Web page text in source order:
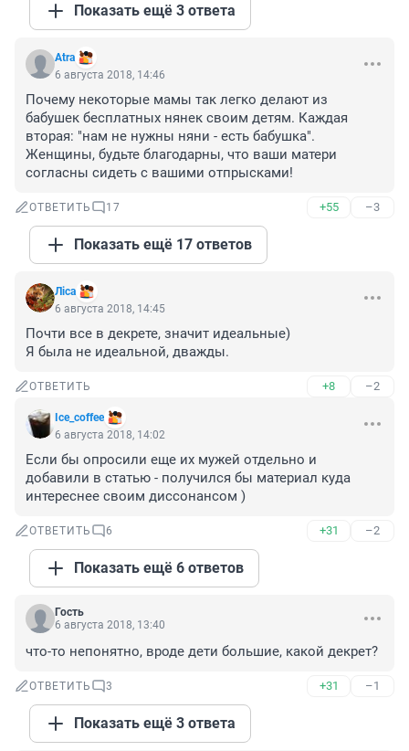
Показать ещё 3 ответа
Atra
6 августа 2018, 14:46
Почему некоторые мамы так легко делают из
бабушек бесплатных нянек своим детям. Каждая
вторая: "нам не нужны няни - есть бабушка".
Женщины, будьте благодарны, что ваши матери
согласны сидеть с вашими отпрысками!
ОТВЕТИТЬ 17 +55 –3
Показать ещё 17 ответов
Лiса
6 августа 2018, 14:45
Почти все в декрете, значит идеальные)
Я была не идеальной, дважды.
ОТВЕТИТЬ +8 –2
Ice_coffee
6 августа 2018, 14:02
Если бы опросили еще их мужей отдельно и
добавили в статью - получился бы материал куда
интереснее своим диссонансом )
ОТВЕТИТЬ 6 +31 –2
Показать ещё 6 ответов
Гость
6 августа 2018, 13:40
что-то непонятно, вроде дети большие, какой декрет?
ОТВЕТИТЬ 3 +31 –1
Показать ещё 3 ответа